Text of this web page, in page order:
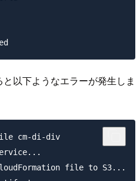
以下ようなエラーが発生しま
cm-di-div
file to S3...